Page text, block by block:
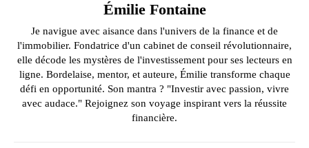
Émilie Fontaine
Je navigue avec aisance dans l'univers de la finance et de
l'immobilier. Fondatrice d'un cabinet de conseil révolutionnaire,
elle décode les mystères de l'investissement pour ses lecteurs en
ligne. Bordelaise, mentor, et auteure, Émilie transforme chaque
défi en opportunité. Son mantra ? "Investir avec passion, vivre
avec audace." Rejoignez son voyage inspirant vers la réussite
financière.